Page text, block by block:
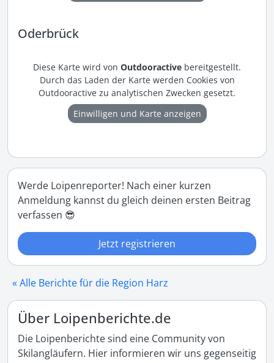
Oderbrück
Diese Karte wird von Outdooractive bereitgestellt.
Durch das Laden der Karte werden Cookies von
Outdooractive zu analytischen Zwecken gesetzt.
Einwilligen und Karte anzeigen
Werde Loipenreporter! Nach einer kurzen
Anmeldung kannst du gleich deinen ersten Beitrag
verfassen 😎
Jetzt registrieren
« Alle Berichte für die Region Harz
Über Loipenberichte.de
Die Loipenberichte sind eine Community von
Skilangläufern. Hier informieren wir uns gegenseitig